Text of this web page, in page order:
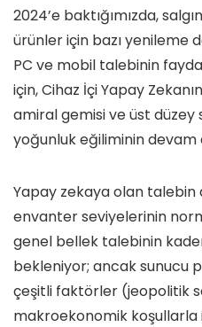
2024’e baktığımızda,
ürünler için bazı yenileme
PC ve mobil talebinin
için, Cihaz İçi Yapay
amiral gemisi ve üst
yoğunluk eğiliminin
Yapay zekaya olan
envanter seviyelerinin
genel bellek talebinin
bekleniyor; ancak sunucu
çeşitli faktörler (jeopolitik
makroekonomik